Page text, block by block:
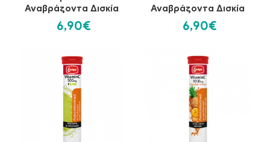
Αναβράζοντα Δισκία
6,90€
Αναβράζοντα Δισκία
6,90€